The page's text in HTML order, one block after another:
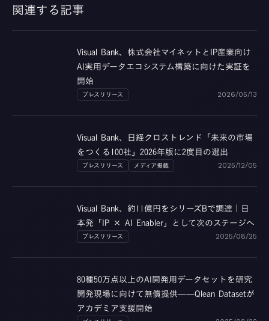
関連する記事
Visual Bank、株式会社マイネットとIP産業向け
AI実用データエコシステム構築に向けた実証を
開始
プレスリリース 2026/05/13
Visual Bank、日経クロストレンド「未来の市場
をつくる100社」2026年版に2度目の選出
プレスリリース メディア掲載 2025/12/05
Visual Bank、約11億円をシリーズBで調達｜日
本発「IP × AI Enabler」として次のステージへ
プレスリリース 2025/08/25
80種50万点以上のAI開発用データセットを研究
開発現場に向けて無償提供——Qlean Datasetが
アカデミア支援開始